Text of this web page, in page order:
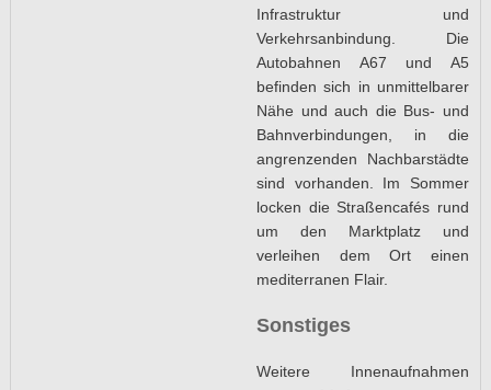
Infrastruktur und
Verkehrsanbindung. Die
Autobahnen A67 und A5
befinden sich in unmittelbarer
Nähe und auch die Bus- und
Bahnverbindungen, in die
angrenzenden Nachbarstädte
sind vorhanden. Im Sommer
locken die Straßencafés rund
um den Marktplatz und
verleihen dem Ort einen
mediterranen Flair.
Sonstiges
Weitere Innenaufnahmen